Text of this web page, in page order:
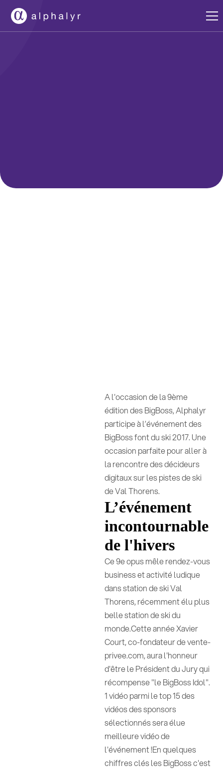
A l'occasion de la 9ème
édition des BigBoss, Alphalyr
participe à l’événement des
BigBoss font du ski 2017. Une
occasion parfaite pour aller à
la rencontre des décideurs
digitaux sur les pistes de ski
de Val Thorens.
L’événement
incontournable
de l'hivers
Ce 9e opus mêle rendez-vous
business et activité ludique
dans station de ski Val
Thorens, récemment élu plus
belle station de ski du
monde.Cette année Xavier
Court, co-fondateur de vente-
privee.com, aura l'honneur
d'être le Président du Jury qui
récompense "le BigBoss Idol".
1 vidéo parmi le top 15 des
vidéos des sponsors
sélectionnés sera élue
meilleure vidéo de
l'événement !En quelques
chiffres clés les BigBoss c'est